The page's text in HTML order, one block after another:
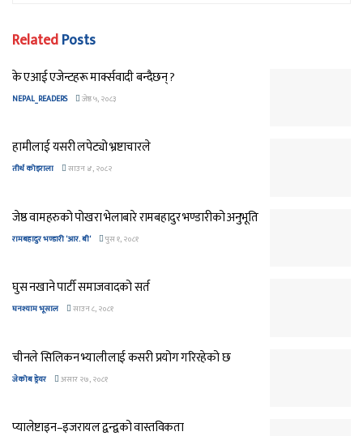
RelatedPosts
के एआई एजेन्टहरू मार्क्सवादी बन्दैछन् ?
NEPAL_READERS जेष्ठ ५, २०८३
हामीलाई यसरी लपेट्यो भ्रष्टाचारले
तीर्थ कोइराला साउन ४, २०८२
जेष्ठ वामहरुको पोखरा भेलाबारे रामबहादुर भण्डारीको अनुभूति
रामबहादुर भण्डारी 'आर. बी' पुस १, २०८१
घुस नखाने पार्टी समाजवादको सर्त
घनश्याम भूसाल साउन ८, २०८१
चीनले सिलिकन भ्यालीलाई कसरी प्रयोग गरिरहेको छ
जेकोब ड्रेयर असार २७, २०८१
प्यालेष्टाइन–इजरायल द्वन्द्वको वास्तविकता